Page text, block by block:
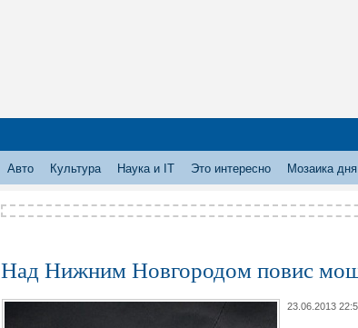
Авто Культура Наука и IT Это интересно Мозаика дня
Над Нижним Новгородом повис
23.06.2013